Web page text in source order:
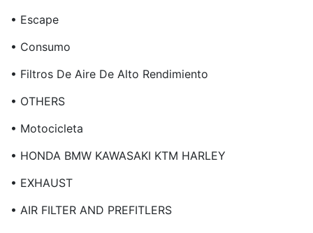
• Escape
• Consumo
• Filtros De Aire De Alto Rendimiento
• OTHERS
• Motocicleta
• HONDA BMW KAWASAKI KTM HARLEY
• EXHAUST
• AIR FILTER AND PREFITLERS